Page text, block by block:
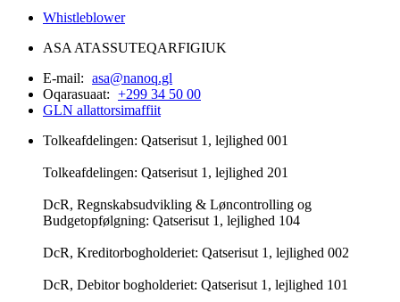
Whistleblower
ASA ATASSUTEQARFIGIUK
E-mail: asa@nanoq.gl
Oqarasuaat: +299 34 50 00
GLN allattorsimaffiit
Tolkeafdelingen: Qatserisut 1, lejlighed 001
Tolkeafdelingen: Qatserisut 1, lejlighed 201
DcR, Regnskabsudvikling & Løncontrolling og
Budgetopfølgning: Qatserisut 1, lejlighed 104
DcR, Kreditorbogholderiet: Qatserisut 1, lejlighed 002
DcR, Debitor bogholderiet: Qatserisut 1, lejlighed 101